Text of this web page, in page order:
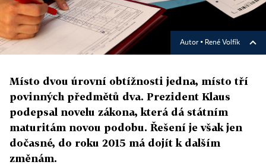
Autor ▪ René Volfík
Místo dvou úrovní obtížnosti jedna, místo tří
povinných předmětů dva. Prezident Klaus
podepsal novelu zákona, která dá státním
maturitám novou podobu. Řešení je však jen
dočasné, do roku 2015 má dojít k dalším
změnám.